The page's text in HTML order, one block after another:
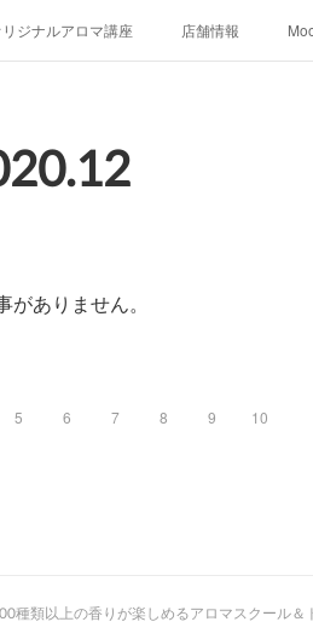
リジナルアロマ講座 店舗情報
.12
がありません。
5 6 7 8 9 10
類以上の香りが楽しめるアロマスクール＆